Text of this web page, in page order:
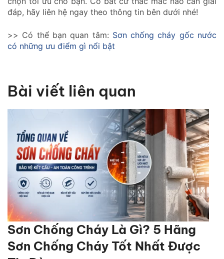
đáp, hãy liên hệ ngay theo thông tin bên dưới nhé!
>> Có thể bạn quan tâm: Sơn chống cháy gốc nước
có những ưu điểm gì nổi bật
Bài viết liên quan
Sơn Chống Cháy Là Gì? 5 Hãng
Sơn Chống Cháy Tốt Nhất Được